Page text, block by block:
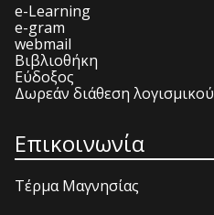
e-Learning
e-gram
webmail
Βιβλιοθήκη
Εύδοξος
Δωρεάν διάθεση λογισμικού
Επικοινωνία
Τέρμα Μαγνησίας